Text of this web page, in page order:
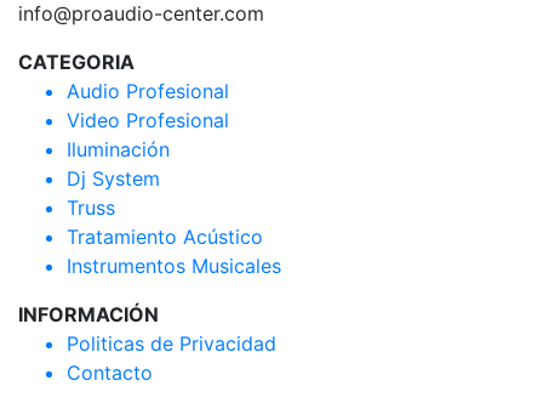
info@proaudio-center.com
CATEGORIA
Audio Profesional
Video Profesional
Iluminación
Dj System
Truss
Tratamiento Acústico
Instrumentos Musicales
INFORMACIÓN
Politicas de Privacidad
Contacto